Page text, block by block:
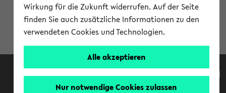
Wirkung für die Zukunft widerrufen. Auf der Seite
finden Sie auch zusätzliche Informationen zu den
verwendeten Cookies und Technologien.
Alle akzeptieren
Nur notwendige Cookies zulassen